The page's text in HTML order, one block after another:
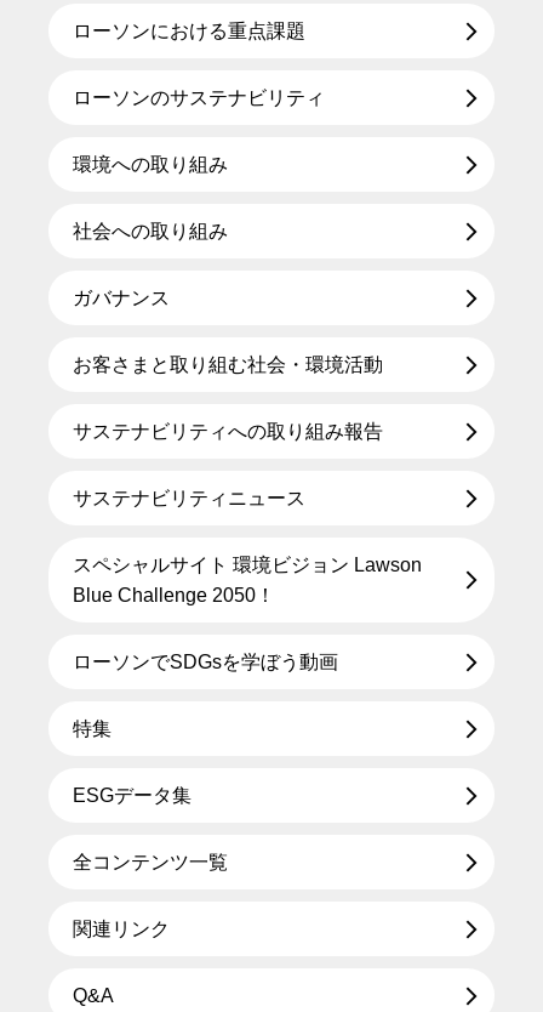
ローソンにおける重点課題
ローソンのサステナビリティ
環境への取り組み
社会への取り組み
ガバナンス
お客さまと取り組む社会・環境活動
サステナビリティへの取り組み報告
サステナビリティニュース
スペシャルサイト 環境ビジョン Lawson
Blue Challenge 2050！
ローソンでSDGsを学ぼう動画
特集
ESGデータ集
全コンテンツ一覧
関連リンク
Q&A